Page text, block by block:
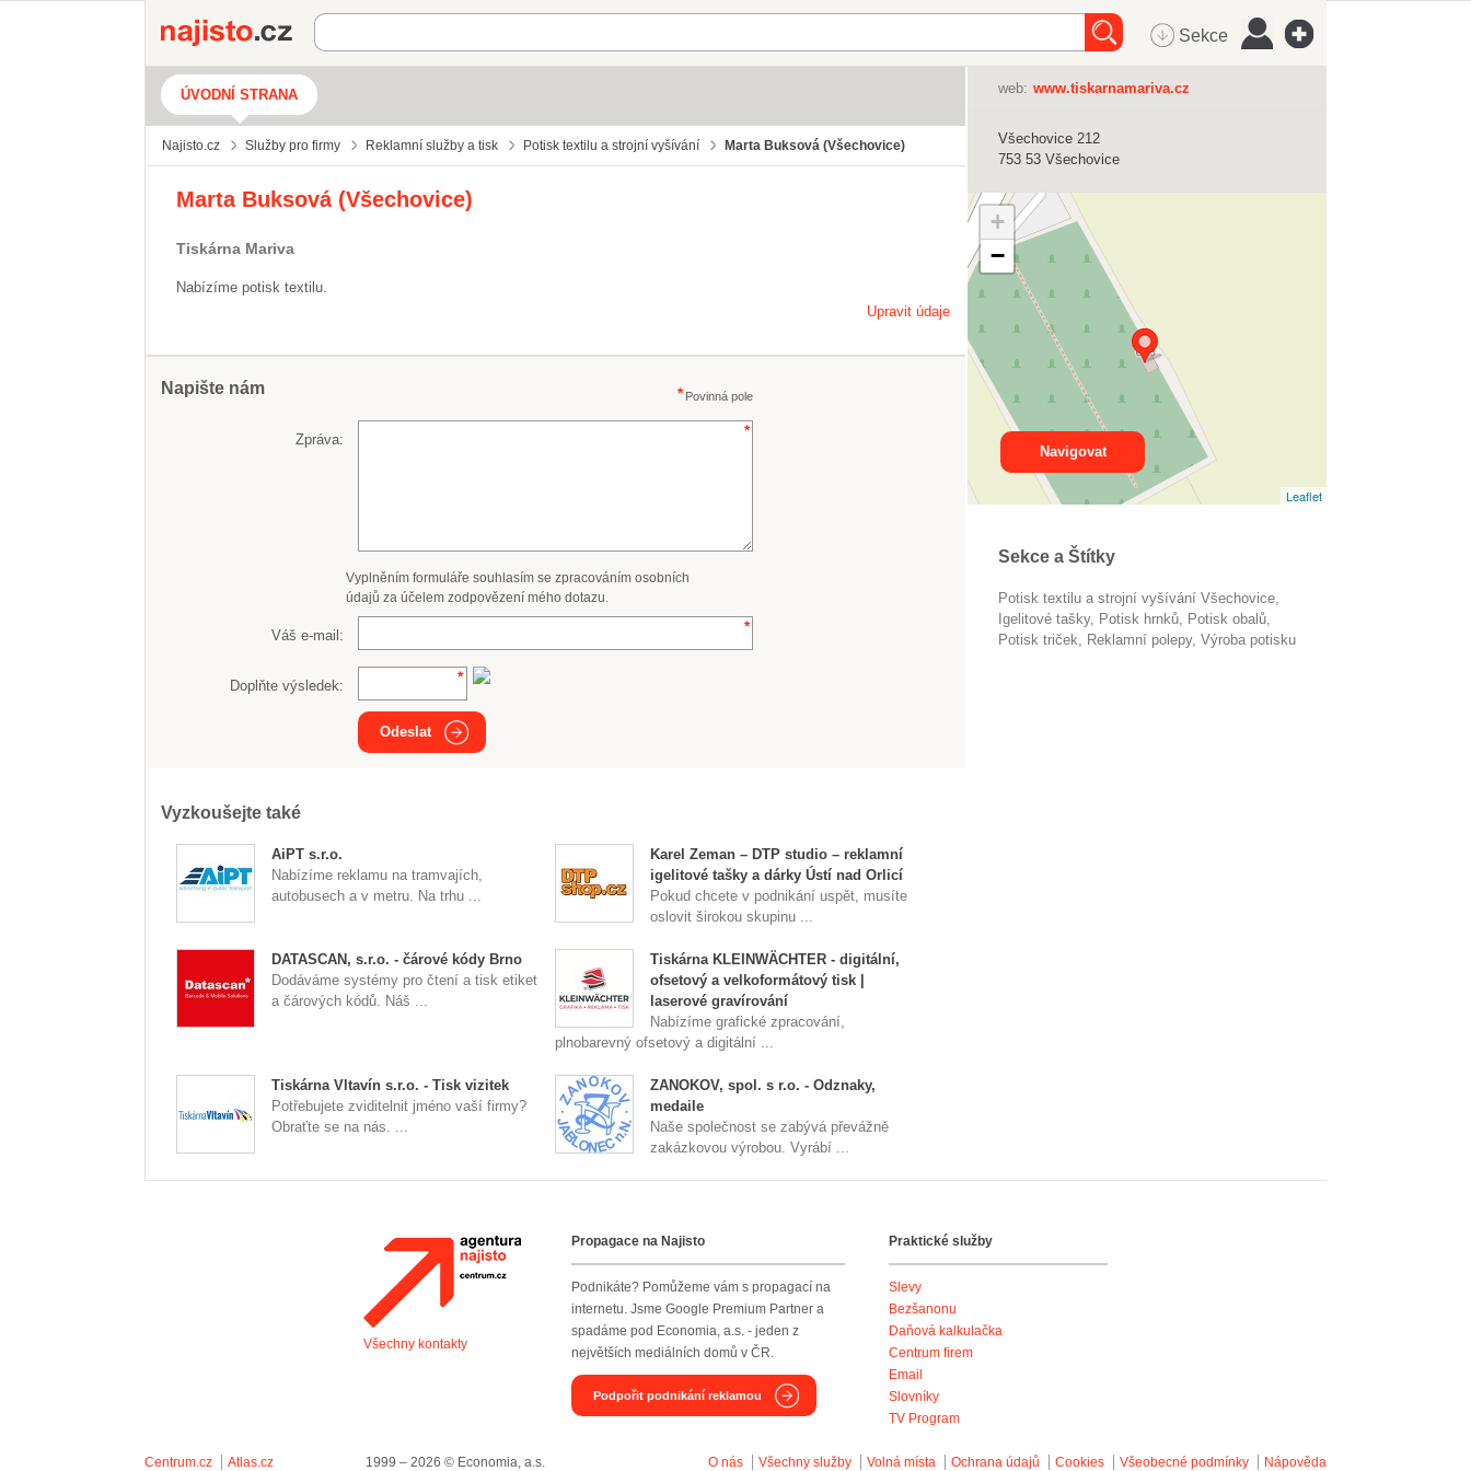
Najisto.cz Sekce
ÚVODNÍ STRANA
Najisto.cz Služby pro firmy Reklamní služby a tisk Potisk textilu a strojní vyšívání Marta Buksová (Všechovice)
Marta Buksová (Všechovice)
Tiskárna Mariva
Nabízíme potisk textilu.
Upravit údaje
Napište nám Povinná pole
Zpráva:
Vyplněním formuláře souhlasím se zpracováním osobních
údajů za účelem zodpovězení mého dotazu.
Váš e-mail:
Doplňte výsledek:
Odeslat
Vyzkoušejte také
AiPT s.r.o.
Nabízíme reklamu na tramvajích,
autobusech a v metru. Na trhu ...
Karel Zeman – DTP studio – reklamní
igelitové tašky a dárky Ústí nad Orlicí
Pokud chcete v podnikání uspět, musíte
oslovit širokou skupinu ...
DATASCAN, s.r.o. - čárové kódy Brno
Dodáváme systémy pro čtení a tisk etiket
a čárových kódů. Náš ...
Tiskárna KLEINWÄCHTER - digitální,
ofsetový a velkoformátový tisk |
laserové gravírování
Nabízíme grafické zpracování,
plnobarevný ofsetový a digitální ...
Tiskárna Vltavín s.r.o. - Tisk vizitek
Potřebujete zviditelnit jméno vaší firmy?
Obraťte se na nás. ...
ZANOKOV, spol. s r.o. - Odznaky,
medaile
Naše společnost se zabývá převážně
zakázkovou výrobou. Vyrábí ...
web: www.tiskarnamariva.cz
Všechovice 212
753 53 Všechovice
+
−
Leaflet
Navigovat
Sekce a Štítky
Potisk textilu a strojní vyšívání Všechovice
igelitové tašky
potisk hrnků
potisk obalů
potisk triček
reklamní polepy výroba potisku
Agentura Najisto
Všechny kontakty
Propagace na Najisto
Podnikáte? Pomůžeme vám s propagací na
internetu. Jsme Google Premium Partner a
spadáme pod Economia, a.s. - jeden z
největších mediálních domů v ČR.
Podpořit podnikání reklamou
Praktické služby
Slevy
Bezšanonu
Daňová kalkulačka
Centrum firem
Email
Slovníky
TV Program
Centrum.cz Atlas.cz 1999 – 2026 © Economia, a.s. O nás Všechny služby Volná místa Ochrana údajů Cookies Všeobecné podmínky Nápověda